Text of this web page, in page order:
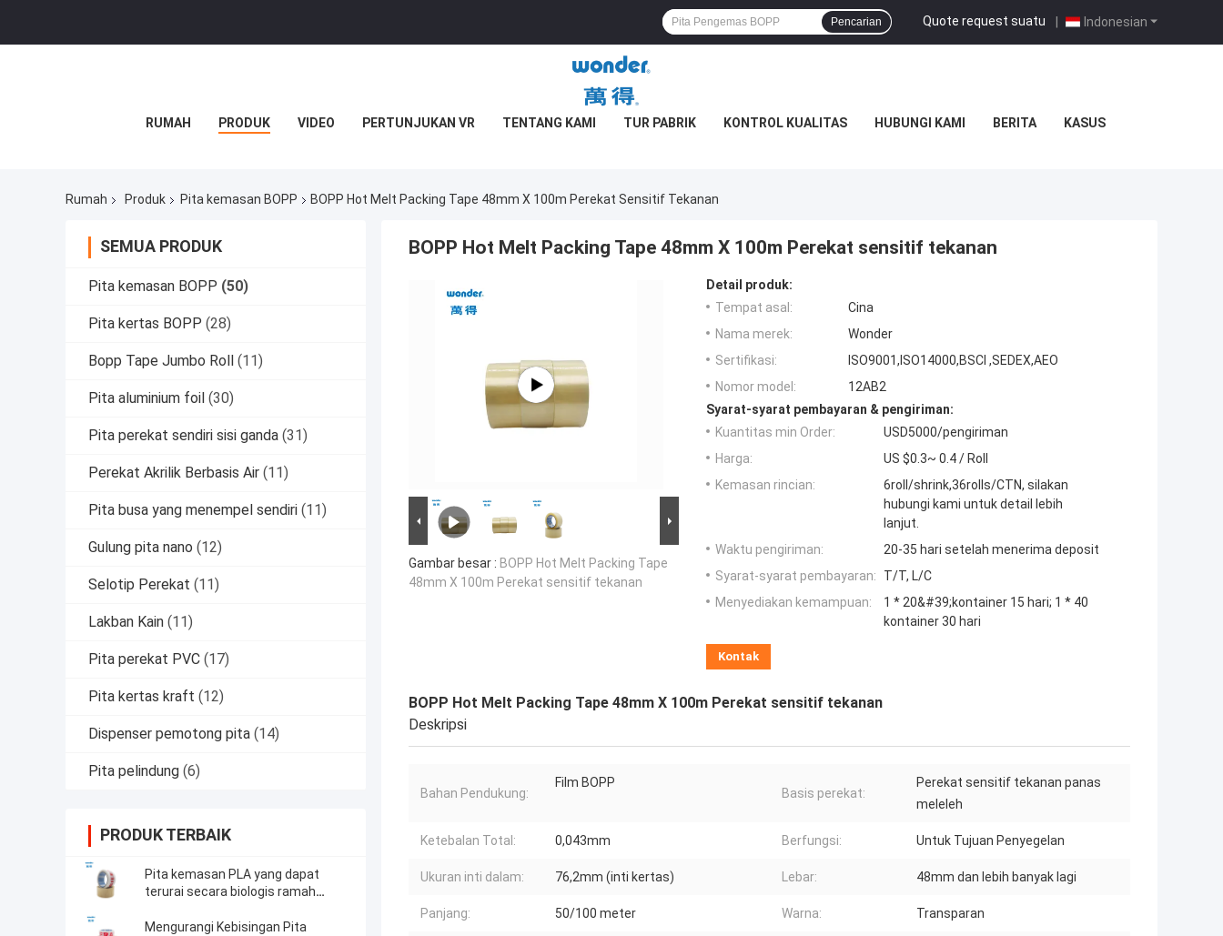
Indonesian
Quote request suatu |
Pencarian
RUMAH PRODUK VIDEO PERTUNJUKAN VR TENTANG KAMI TUR PABRIK KONTROL KUALITAS HUBUNGI KAMI BERITA KASUS
Rumah Produk Pita kemasan BOPP BOPP Hot Melt Packing Tape 48mm X 100m Perekat Sensitif Tekanan
SEMUA PRODUK
Pita kemasan BOPP (50)
Pita kertas BOPP (28)
Bopp Tape Jumbo Roll (11)
Pita aluminium foil (30)
Pita perekat sendiri sisi ganda (31)
Perekat Akrilik Berbasis Air (11)
Pita busa yang menempel sendiri (11)
Gulung pita nano (12)
Selotip Perekat (11)
Lakban Kain (11)
Pita perekat PVC (17)
Pita kertas kraft (12)
Dispenser pemotong pita (14)
Pita pelindung (6)
PRODUK TERBAIK
Pita kemasan PLA yang dapat
terurai secara biologis ramah
Mengurangi Kebisingan Pita
BOPP Hot Melt Packing Tape 48mm X 100m Perekat sensitif tekanan
Gambar besar : BOPP Hot Melt Packing Tape
48mm X 100m Perekat sensitif tekanan
Detail produk:
Tempat asal:
Cina
Nama merek:
Wonder
Sertifikasi:
ISO9001,ISO14000,BSCI ,SEDEX,AEO
Nomor model:
12AB2
Syarat-syarat pembayaran & pengiriman:
Kuantitas min Order:
USD5000/pengiriman
Harga:
US $0.3~ 0.4 / Roll
Kemasan rincian:
6roll/shrink,36rolls/CTN, silakan
hubungi kami untuk detail lebih
lanjut.
Waktu pengiriman:
20-35 hari setelah menerima deposit
Syarat-syarat pembayaran:
T/T, L/C
Menyediakan kemampuan:
1 * 20&#39;kontainer 15 hari; 1 * 40
kontainer 30 hari
Kontak
BOPP Hot Melt Packing Tape 48mm X 100m Perekat sensitif tekanan
Deskripsi
Bahan Pendukung:
Film BOPP
Basis perekat:
Perekat sensitif tekanan panas
meleleh
Ketebalan Total: 0,043mm Berfungsi: Untuk Tujuan Penyegelan
Ukuran inti dalam: 76,2mm (inti kertas) Lebar: 48mm dan lebih banyak lagi
Panjang: 50/100 meter Warna: Transparan